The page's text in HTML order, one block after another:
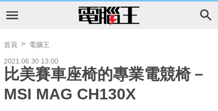
首頁 電腦王
2021.06.30 13:00
比美賽車座椅的專業電競椅－
MSI MAG CH130X